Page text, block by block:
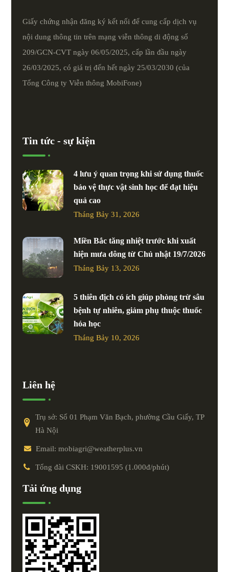
Giấy chứng nhận đăng ký kết nối để cung cấp dịch vụ
nội dung thông tin trên mạng viễn thông di động số
209/GCN-CVT ngày 06/05/2025, cấp lần đầu ngày
26/03/2025, có giá trị đến hết ngày 25/03/2030 (của
Tổng Công ty Viễn thông MobiFone)
Tin tức - sự kiện
4 lưu ý quan trọng khi sử dụng thuốc
bảo vệ thực vật sinh học để đạt hiệu
quả cao
Tháng Bảy 31, 2026
Miền Bắc tăng nhiệt trước khi xuất
hiện mưa dông từ Chủ nhật 19/7/2026
Tháng Bảy 13, 2026
5 thiên địch có ích giúp phòng trừ sâu
bệnh tự nhiên, giảm phụ thuộc thuốc
hóa học
Tháng Bảy 10, 2026
Liên hệ
Trụ sở: Số 01 Phạm Văn Bạch, phường Cầu Giấy, TP
Hà Nội
Email: mobiagri@weatherplus.vn
Tổng đài CSKH: 19001595 (1.000đ/phút)
Tải ứng dụng